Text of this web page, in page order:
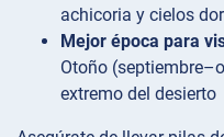
achicoria y cielos
Mejor época para
Otoño
extremo del desierto